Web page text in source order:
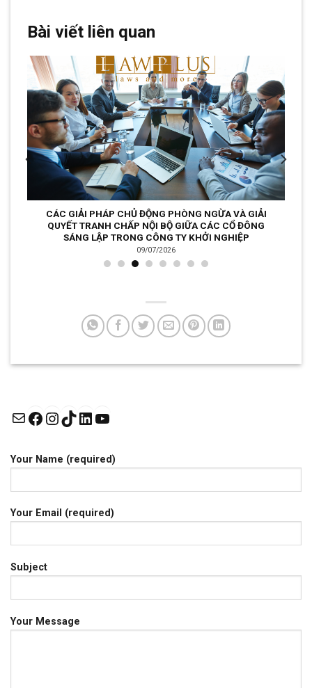
Bài viết liên quan
CÁC GIẢI PHÁP CHỦ ĐỘNG PHÒNG NGỪA VÀ GIẢI
QUYẾT TRANH CHẤP NỘI BỘ GIỮA CÁC CỔ ĐÔNG
SÁNG LẬP TRONG CÔNG TY KHỞI NGHIỆP
09/07/2026
MailFacebook
Instagram
TikTok
LinkedIn
Your Name (required)
Your Email (required)
Subject
Your Message